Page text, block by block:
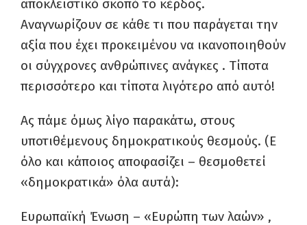
αποκλειστικό σκοπό το κέρδος.
Αναγνωρίζουν σε κάθε τι που παράγεται την
αξία που έχει προκειμένου να ικανοποιηθούν
οι σύγχρονες ανθρώπινες ανάγκες . Τίποτα
περισσότερο και τίποτα λιγότερο από αυτό!
Ας πάμε όμως λίγο παρακάτω, στους
υποτιθέμενους δημοκρατικούς θεσμούς. (Ε
όλο και κάποιος αποφασίζει – θεσμοθετεί
«δημοκρατικά» όλα αυτά):
Ευρωπαϊκή Ένωση – «Ευρώπη των λαών» ,